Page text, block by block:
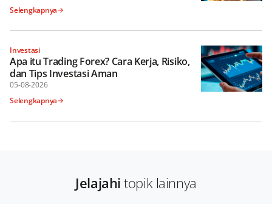
Selengkapnya
Investasi
Apa itu Trading Forex? Cara Kerja, Risiko,
dan Tips Investasi Aman
05-08-2026
Selengkapnya
Jelajahitopik lainnya